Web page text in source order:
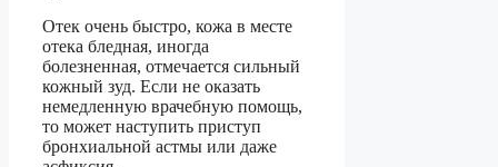
Отек очень быстро, кожа в месте
отека бледная, иногда
болезненная, отмечается сильный
кожный зуд. Если не оказать
немедленную врачебную помощь,
то может наступить приступ
бронхиальной астмы или даже